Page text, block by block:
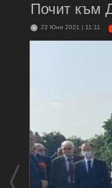
Почит към
22 Юни 2021 | 11:11